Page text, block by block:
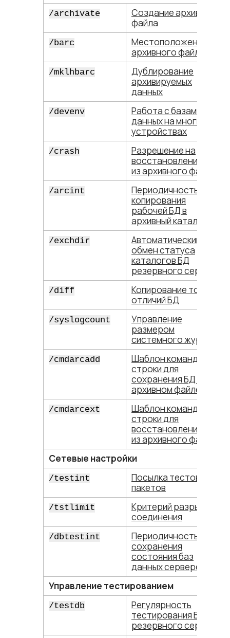
/archivate
Создание архивного
файла
/barc
Местоположение
архивного файла
/mklhbarc
Дублирование
архивируемых
данных
/devenv
Работа с базами
данных на многих
устройствах
/crash
Разрешение на
восстановление БД
из архивного файла
/arcint
Периодичность
копирования
рабочей БД в
архивный каталог
/exchdir
Автоматический
обмен статуса
каталогов БД
резервного сервера
/diff
Копирование только
отличий БД
/syslogcount
Управление
размером
системного журнала
/cmdarcadd
Шаблон командной
строки для
сохранения БД в
архивном файле
/cmdarcext
Шаблон командной
строки для
восстановления БД
из архивного файла
Сетевые настройки
/testint
Посылка тестовых
пакетов
/tstlimit
Критерий разрыва
соединения
/dbtestint
Периодичность
сохранения
состояния баз
данных серверов
Управление тестированием
/testdb
Регулярность
тестирования БД
резервного сервера